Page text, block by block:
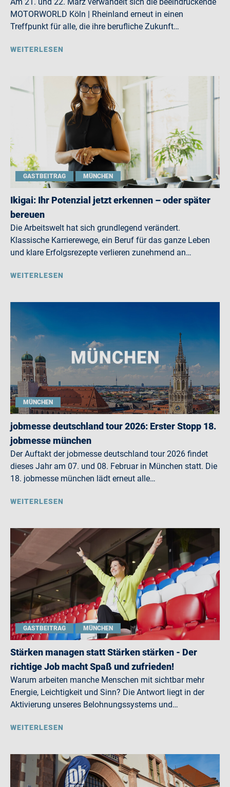
MOTORWORLD Köln | Rheinland erneut in einen
Treffpunkt für alle, die ihre berufliche Zukunft…
WEITERLESEN
GASTBEITRAG MÜNCHEN
Ikigai: Ihr Potenzial jetzt erkennen – oder später
bereuen
Die Arbeitswelt hat sich grundlegend verändert.
Klassische Karrierewege, ein Beruf für das ganze Leben
und klare Erfolgsrezepte verlieren zunehmend an…
WEITERLESEN
MÜNCHEN
jobmesse deutschland tour 2026: Erster Stopp 18.
jobmesse münchen
Der Auftakt der jobmesse deutschland tour 2026 findet
dieses Jahr am 07. und 08. Februar in München statt. Die
18. jobmesse münchen lädt erneut alle…
WEITERLESEN
GASTBEITRAG MÜNCHEN
Stärken managen statt Stärken stärken - Der
richtige Job macht Spaß und zufrieden!
Warum arbeiten manche Menschen mit sichtbar mehr
Energie, Leichtigkeit und Sinn? Die Antwort liegt in der
Aktivierung unseres Belohnungssystems und…
WEITERLESEN